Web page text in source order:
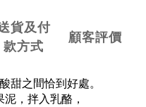
貨及付
款方式
顧客評價
甜之間恰到好處。
， 拌入乳酪，